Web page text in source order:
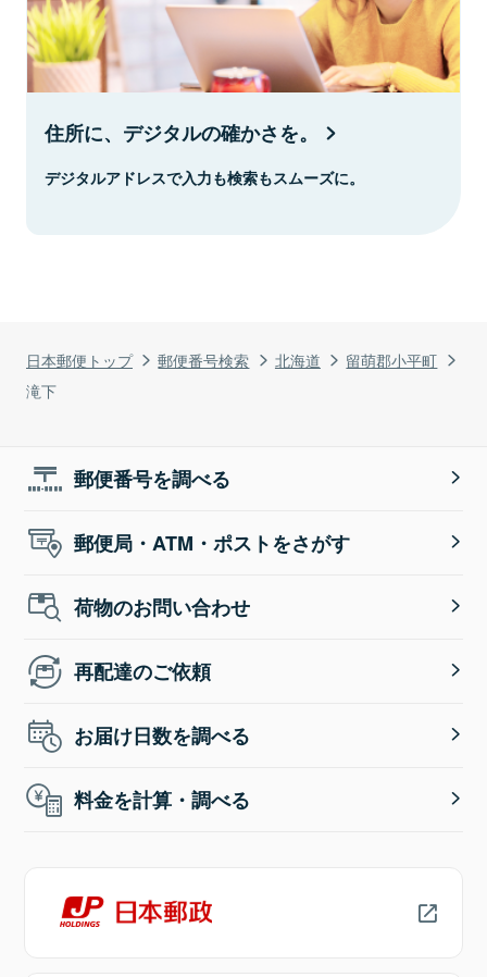
日本郵便トップ 郵便番号検索 北海道
留萌郡小平町
滝下
住所に、デジタルの確かさを。
デジタルアドレスで入力も検索もスムーズに。
郵便番号を調べる
郵便局・ATM・ポストをさがす
荷物のお問い合わせ
再配達のご依頼
お届け日数を調べる
料金を計算・調べる